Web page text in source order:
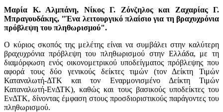
Μαρία Κ. Αλμπάνη, Νίκος Γ. Ζόνζηλος και Ζαχαρίας Γ.
Μπραγουδάκης, "Ένα λειτουργικό πλαίσιο για τη βραχυχρόνια
πρόβλεψη του πληθωρισμού".
Ο κύριος σκοπός της μελέτης είναι να συμβάλει στην καλύτερη
βραχυχρόνια πρόβλεψη του πληθωρισμού στην Ελλάδα, με τη
διαμόρφωση ενός οικονομετρικού υποδείγματος πρόβλεψης που
αφορά τους δύο γενικούς δείκτες τιμών (τον Δείκτη Τιμών
Καταναλωτή-ΔΤΚ και τον Εναρμονισμένο Δείκτη Τιμών
Καταναλωτή-ΕνΔΤΚ), καθώς και τους βασικούς υποδείκτες του
ΕνΔΤΚ, δίνοντας έμφαση στους προσδιοριστικούς παράγοντες του
πληθωρισμού.